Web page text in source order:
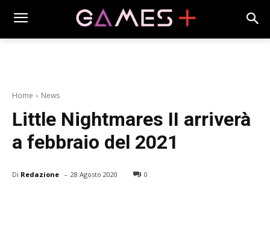
Home News
Little Nightmares II arriverà
a febbraio del 2021
Di Redazione - 28 Agosto 2020 0